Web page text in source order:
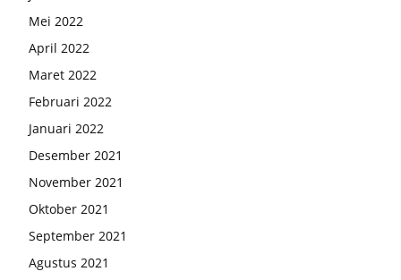
Mei 2022
April 2022
Maret 2022
Februari 2022
Januari 2022
Desember 2021
November 2021
Oktober 2021
September 2021
Agustus 2021